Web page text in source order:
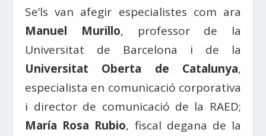
Se’ls van afegir especialistes com ara
Manuel Murillo, professor de la
Universitat de Barcelona i de la
Universitat Oberta de Catalunya,
especialista en comunicació corporativa
i director de comunicació de la RAED;
María Rosa Rubio, fiscal degana de la